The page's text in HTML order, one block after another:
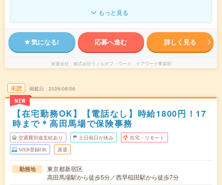
もっと見る
気になる! 応募へ進む 詳しく見る
派遣会社 株式会社ウィルオブ・ワーク ケアワーク事業部
未読
NEW
掲載日 2026/08/06
【在宅勤務OK】【電話なし】時給1800円！17
時まで＊高田馬場で保険事務
交通費別途支給あり 土日祝日が休み 在宅・リモート
WEB登録OK 派遣
勤務地
東京都新宿区
高田馬場駅から徒歩5分／西早稲田駅から徒歩7分